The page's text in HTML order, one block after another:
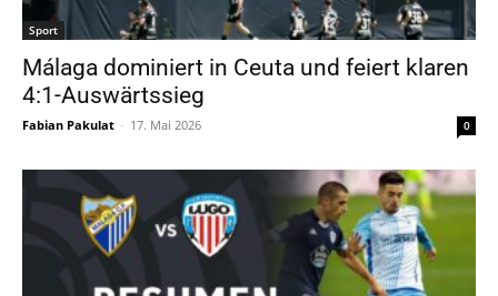
Sport
Málaga dominiert in Ceuta und feiert klaren
4:1-Auswärtssieg
Fabian Pakulat - 17. Mai 2026 0